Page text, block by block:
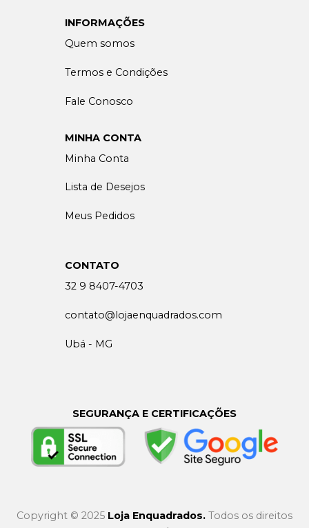
INFORMAÇÕES
Quem somos
Termos e Condições
Fale Conosco
MINHA CONTA
Minha Conta
Lista de Desejos
Meus Pedidos
CONTATO
32 9 8407-4703
contato@lojaenquadrados.com
Ubá - MG
SEGURANÇA E CERTIFICAÇÕES
Copyright © 2025 Loja Enquadrados. Todos os direitos